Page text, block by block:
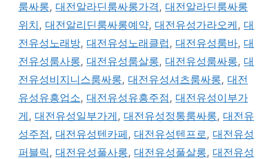
룸싸롱, 대전알라딘룸싸롱가격, 대전알라딘룸싸롱
위치 , 대전알리딘룸싸롱예약, 대전유성가라오케 , 대
전유성노래방, 대전유성노래클럽, 대전유성룸바, 대
전유성룸사롱, 대전유성룸살롱, 대전유성룸싸롱, 대
전유성비지니스룸싸롱, 대전유성셔츠룸싸롱, 대전
유성유흥업소, 대전유성유흥주점, 대전유성이부가
게 , 대전유성일부가게 , 대전유성정통룸싸롱, 대전유
성주점, 대전유성텐카페 , 대전유성텐프로, 대전유성
퍼블릭, 대전유성풀사롱, 대전유성풀살롱, 대전유성